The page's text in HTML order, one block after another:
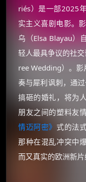
riés）是一部2025
实主义喜剧电影。
乌（Elsa Blayau）
轻人最具争议的社
ree Wedding）。
奏与犀利讽刺，通
搞砸的婚礼，将为
朋友之间的塑料友
情迈阿密》式的法
那种在混乱冲突中
而又真实的欧洲新片